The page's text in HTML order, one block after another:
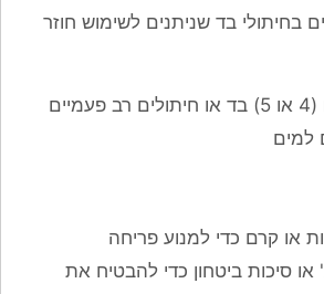
בד שניתנים לשימוש חוזר
או קרם כדי למנוע פריחה
סיכות ביטחון כדי להבטיח את